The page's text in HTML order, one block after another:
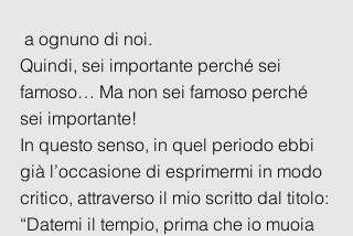
a ognuno di noi.
Quindi, sei importante perché sei
famoso… Ma non sei famoso perché
sei importante!
In questo senso, in quel periodo ebbi
già l’occasione di esprimermi in modo
critico, attraverso il mio scritto dal titolo:
“Datemi il tempio, prima che io muoia